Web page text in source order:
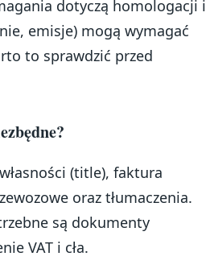
dotyczą homologacji i
emisje) mogą wymagać
to sprawdzić przed
(title), faktura
oraz tłumaczenia.
są dokumenty
VAT i cła.